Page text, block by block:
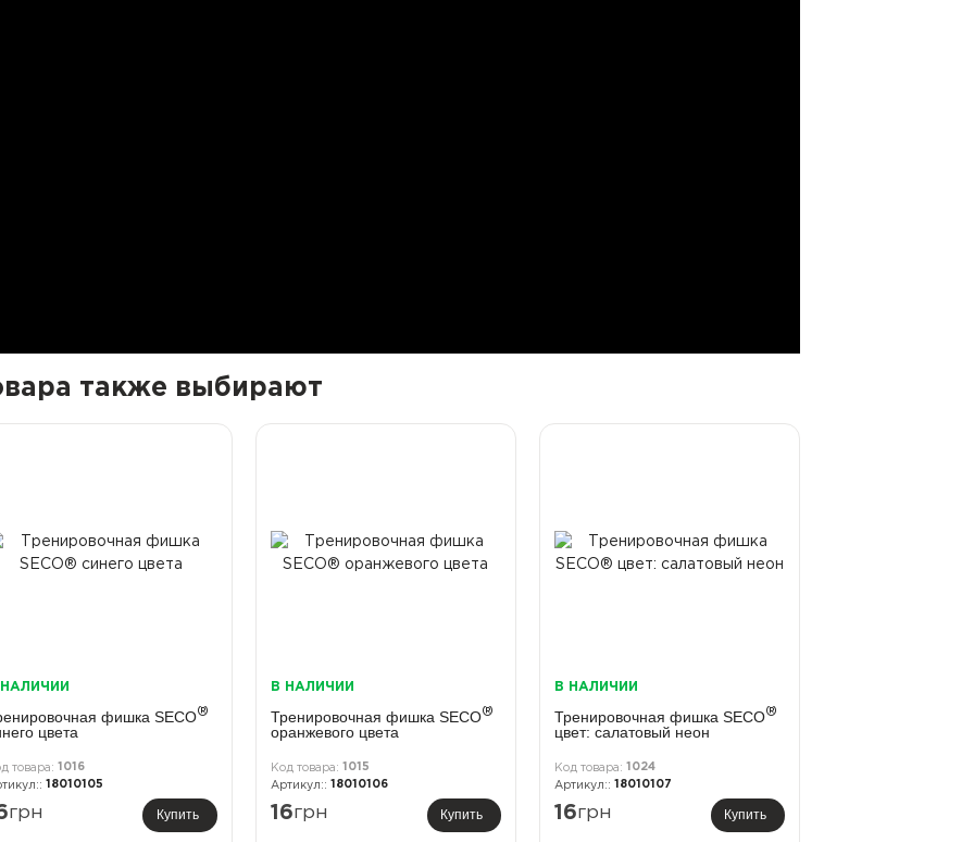
также выбирают
НАЛИЧИИ
фишка SECO®
цвета
1016
18010105
грн Купить
В НАЛИЧИИ
Тренировочная фишка SECO®
оранжевого цвета
1015
18010106
16грн Купить
В НАЛИЧИИ
Тренировочная фишка SECO®
цвет: салатовый неон
1024
18010107
16грн Купить